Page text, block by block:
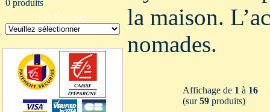
0 produits
Les Marques
la maison.
nomades.
Affichage de 1 à 16
(sur59 produits)